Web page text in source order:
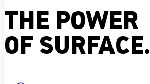
THE POWER
OF SURFACE.